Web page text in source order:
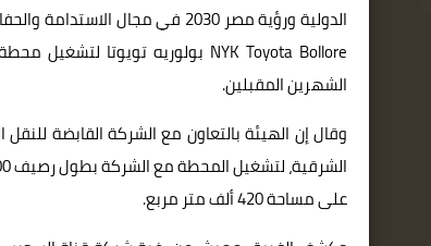
الشهرين المقبلين.
على مساحة 420 ألف متر مربع.